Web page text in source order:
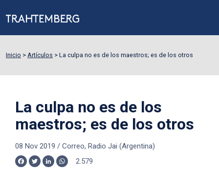
Inicio > Artículos > La culpa no es de los maestros; es de los otros
La culpa no es de los
maestros; es de los otros
08 Nov 2019 / Correo, Radio Jai (Argentina)
Facebook
TwitterLinkedInWhatsApp
2.579